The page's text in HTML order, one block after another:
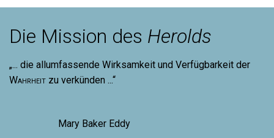
Die Mission des Herolds
„... die allumfassende Wirksamkeit und Verfügbarkeit der
Wahrheit zu verkünden ...“
Mary Baker Eddy